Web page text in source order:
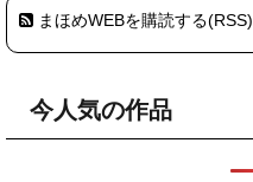
まほめWEBを購読する(RSS)
今人気の作品